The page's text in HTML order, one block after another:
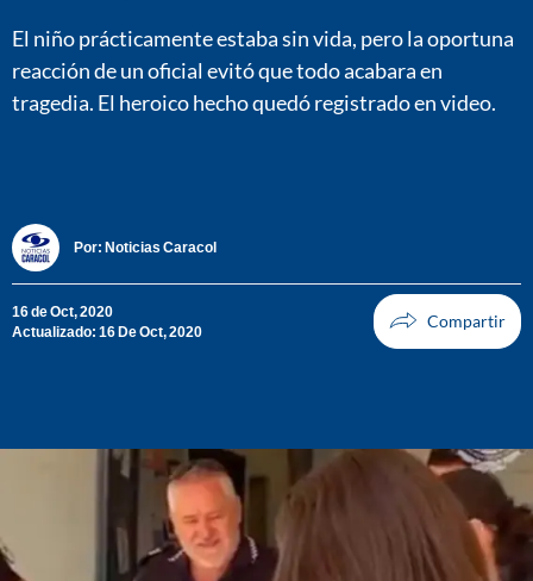
El niño prácticamente estaba sin vida, pero la oportuna
reacción de un oficial evitó que todo acabara en
tragedia. El heroico hecho quedó registrado en video.
Por: Noticias Caracol
16 de Oct, 2020
Actualizado: 16 De Oct, 2020